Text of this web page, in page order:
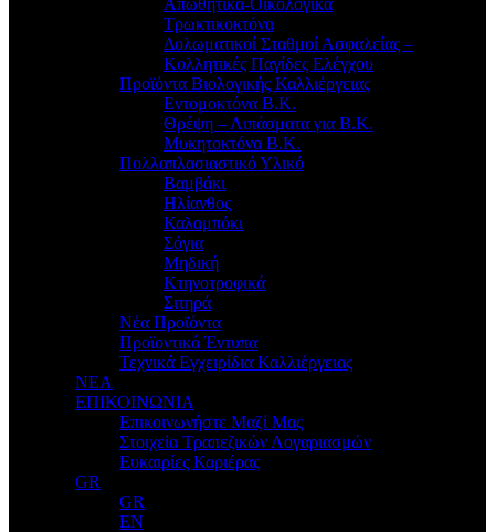
Τρωκτικοκτόνα
Δολωματικοί Σταθμοί Ασφαλείας –
Κολλητικές Παγίδες Ελέγχου
Προϊόντα Βιολογικής Καλλιέργειας
Εντομοκτόνα Β.Κ.
Θρέψη – Λιπάσματα για Β.Κ.
Μυκητοκτόνα Β.Κ.
Πολλαπλασιαστικό Υλικό
Βαμβάκι
Ηλίανθος
Καλαμπόκι
Σόγια
Μηδική
Κτηνοτροφικά
Σιτηρά
Νέα Προϊόντα
Προϊοντικά Έντυπα
Τεχνικά Εγχειρίδια Καλλιέργειας
ΝΕΑ
ΕΠΙΚΟΙΝΩΝΙΑ
Επικοινωνήστε Μαζί Μας
Στοιχεία Τραπεζικών Λογαριασμών
Ευκαιρίες Καριέρας
GR
GR
EN